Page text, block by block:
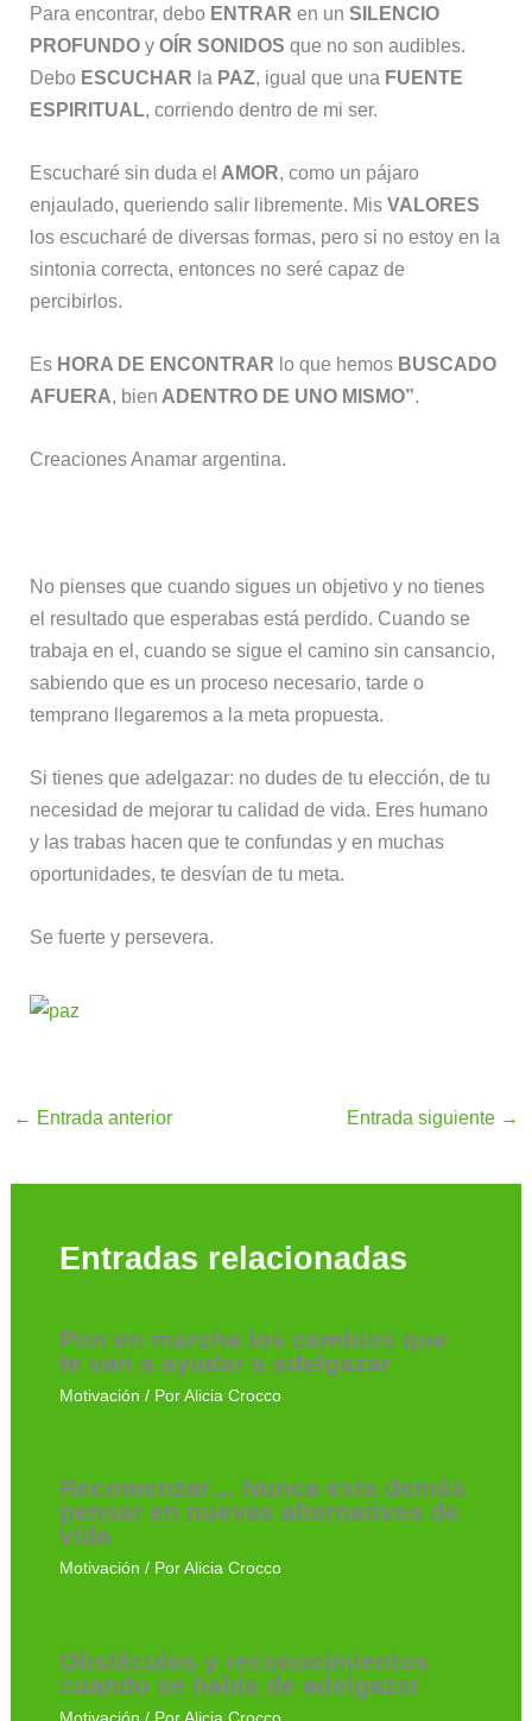
Para encontrar, debo ENTRAR en unSILENCIO
PROFUNDO yOÍR SONIDOS que no son audibles.
Debo ESCUCHAR la PAZ , igual que una FUENTE
ESPIRITUAL
, corriendo dentro de mi ser.
Escucharé sin duda el AMOR, como un pájaro
enjaulado, queriendo salir libremente. MisVALORES
los escucharé de diversas formas, pero si no estoy en la
sintonia correcta, entonces no seré capaz de
percibirlos.
Es HORA DE ENCONTRAR lo que hemos BUSCADO
AFUERA, bien ADENTRO DE UNO MISMO”.
Creaciones Anamar argentina.
No pienses que cuando sigues un objetivo y no tienes
el resultado que esperabas está perdido. Cuando se
trabaja en el, cuando se sigue el camino sin cansancio,
sabiendo que es un proceso necesario, tarde o
temprano llegaremos a la meta propuesta.
Si tienes que adelgazar: no dudes de tu elección, de tu
necesidad de mejorar tu calidad de vida. Eres humano
y las trabas hacen que te confundas y en muchas
oportunidades, te desvían de tu meta.
Se fuerte y persevera.
← Entrada anterior Entrada siguiente →
Entradas relacionadas
Pon en marcha los cambios que
te van a ayudar a adelgazar
Motivación / Por Alicia Crocco
Recomenzar… Nunca esta demás
pensar en nuevas alternativas de
vida
Motivación / Por Alicia Crocco
Obstáculos y reconocimientos
cuando se habla de adelgazar